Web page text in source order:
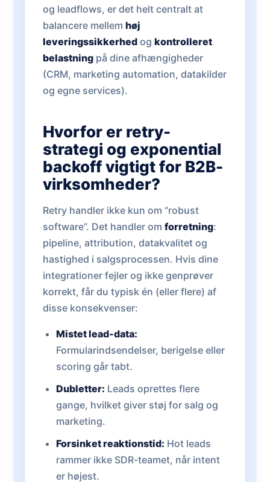
og leadflows, er det helt centralt at
balancere mellem høj
leveringssikkerhed og kontrolleret
belastning på dine afhængigheder
(CRM, marketing automation, datakilder
og egne services).
Hvorfor er retry-
strategi og exponential
backoff vigtigt for B2B-
virksomheder?
Retry handler ikke kun om “robust
software”. Det handler om forretning:
pipeline, attribution, datakvalitet og
hastighed i salgsprocessen. Hvis dine
integrationer fejler og ikke genprøver
korrekt, får du typisk én (eller flere) af
disse konsekvenser:
Mistet lead-data:
Formularindsendelser, berigelse eller
scoring går tabt.
Dubletter: Leads oprettes flere
gange, hvilket giver støj for salg og
marketing.
Forsinket reaktionstid: Hot leads
rammer ikke SDR-teamet, når intent
er højest.